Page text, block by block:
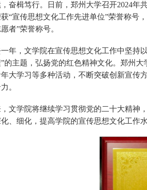
奋楫笃行。日前，郑州大学召开2024年
“宣传思想文化工作先进单位”荣誉称号
者”荣誉称号。
年，文学院在宣传思想文化工作中坚持
的主题，弘扬党的红色精神文化。郑州
大学习等多种活动，不断突破创新宣传
。
文学院将继续学习贯彻党的二十大精神
、细化，提高学院的宣传思想文化工作